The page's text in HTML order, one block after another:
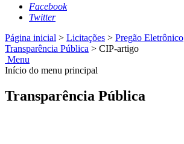
Facebook
Twitter
Página inicial > Licitações > Pregão Eletrônico
Transparência Pública > CIP-artigo
Menu
Início do menu principal
Transparência Pública